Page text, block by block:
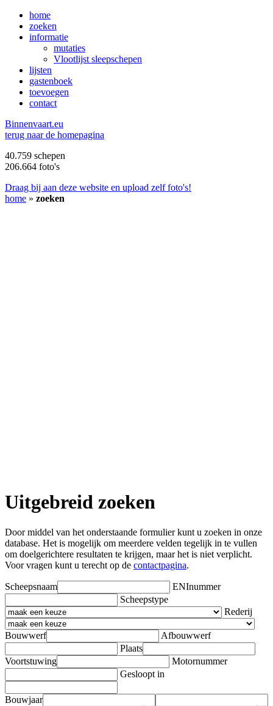
home
zoeken
informatie
mutaties
Vlootlijst sleepschepen
lijsten
gastenboek
toevoegen
contact
Binnenvaart.eu
terug naar de homepagina
40.759 schepen
206.664 foto's
Draag bij aan deze website en upload zelf foto's!
home » zoeken
Uitgebreid zoeken
Door middel van het onderstaande formulier kunt u zoeken in onze
database. Het is mogelijk om meerdere velden tegelijk in te vullen
om doelgerichtere resultaten te krijgen, maar het is niet verplicht.
Voor vragen kunt u terecht op de contactpagina.
Scheepsnaam
ENInummer
Scheepstype
Rederij
Bouwwerf
Afbouwwerf
Plaats
Voortstuwing
Motornummer
Gesloopt in
Bouwjaar